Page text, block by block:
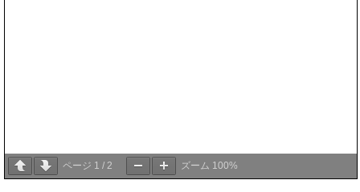
ページ 1 / 2 ズーム 100%